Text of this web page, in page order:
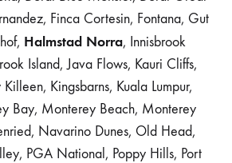
Finca Cortesin, Fontana, Gut
Halmstad Norra, Innisbrook
Island, Java Flows, Kauri Cliffs,
Kingsbarns, Kuala Lumpur,
Bay, Monterey Beach, Monterey
Navarino Dunes, Old Head,
PGA National, Poppy Hills, Port